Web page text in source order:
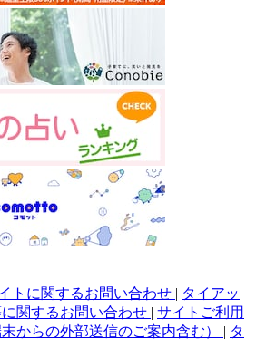
トに関するお問い合わせ | タイアッ
関するお問い合わせ | サイトご利用
からの外部送信のご案内含む） | タ